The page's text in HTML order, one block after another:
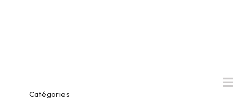
Catégories